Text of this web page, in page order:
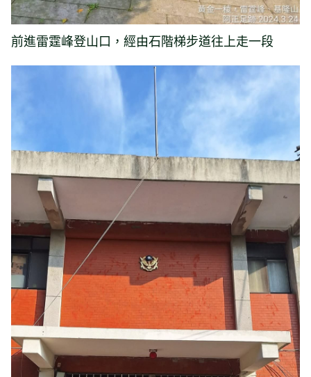
前進雷霆峰登山口，經由石階梯步道往上走一段